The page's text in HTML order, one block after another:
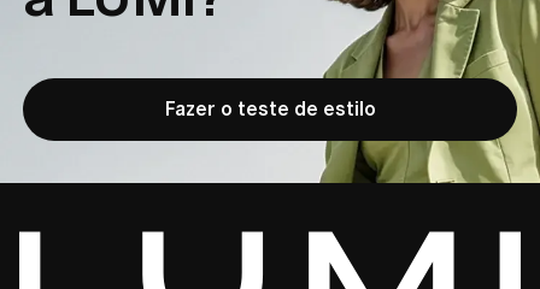
Fazer o teste de estilo